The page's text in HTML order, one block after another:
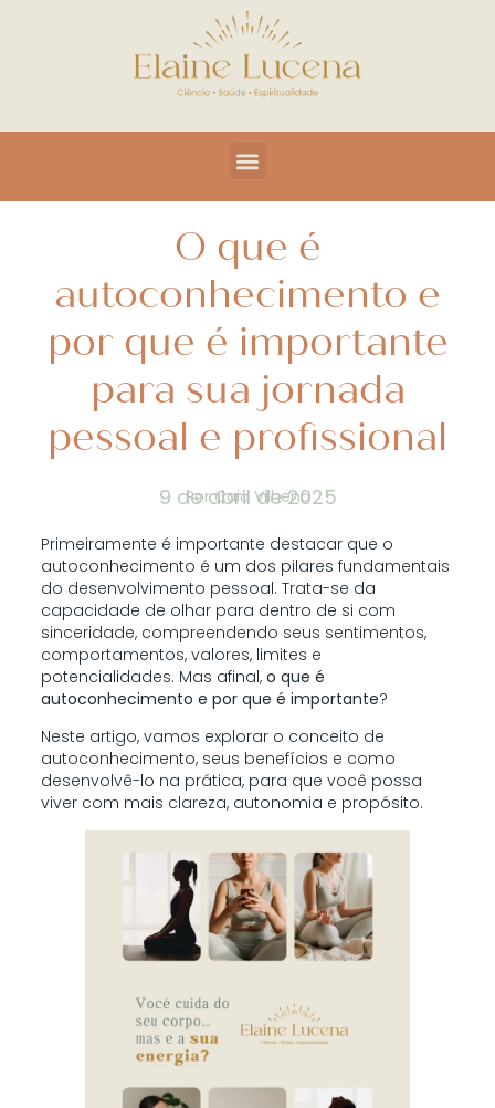
O que é
autoconhecimento e
por que é importante
para sua jornada
pessoal e profissional
PorCaio Vilhena
9 de abril de 2025
Primeiramente é importante destacar que o
autoconhecimento é um dos pilares fundamentais
do desenvolvimento pessoal. Trata-se da
capacidade de olhar para dentro de si com
sinceridade, compreendendo seus sentimentos,
comportamentos, valores, limites e
potencialidades. Mas afinal, o que é
autoconhecimento e por que é importante?
Neste artigo, vamos explorar o conceito de
autoconhecimento, seus benefícios e como
desenvolvê-lo na prática, para que você possa
viver com mais clareza, autonomia e propósito.